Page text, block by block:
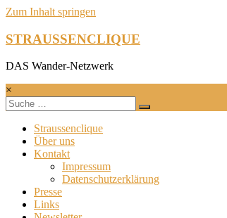
Zum Inhalt springen
STRAUSSENCLIQUE
DAS Wander-Netzwerk
×
Straussenclique
Über uns
Kontakt
Impressum
Datenschutzerklärung
Presse
Links